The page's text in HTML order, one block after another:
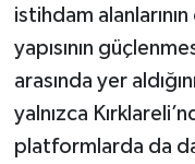
istihdam
yapısının
arasında yer
yalnızca
platformlarda da